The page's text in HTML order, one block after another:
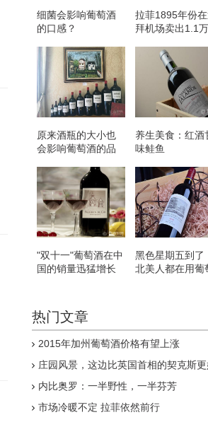
细菌会影响葡萄酒
的口感？
拉菲1895年份在
拜机场卖出1.1
原来酒瓶的大小也
会影响葡萄酒的品
养生美食：红酒
味鲑鱼
"双十一"葡萄酒在中
国的销量迅猛增长
黑色星期五到了
北美人都在用葡
热门文章
2015年加州葡萄酒价格有望上涨
庄园风景，这边比英国首相的契克斯更
内比奥罗：一半野性，一半芬芳
市场冷暖不定 拉菲依然前行